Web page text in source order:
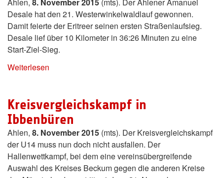
Desale hat den 21. Westerwinkelwaldlauf gewonnen.
Damit feierte der Eritreer seinen ersten Straßenlaufsieg.
Desale lief über 10 Kilometer in 36:26 Minuten zu eine
Start-Ziel-Sieg.
Weiterlesen
Kreisvergleichskampf in
Ibbenbüren
Ahlen, 8. November 2015 (mts). Der Kreisvergleichskampf
der U14 muss nun doch nicht ausfallen. Der
Hallenwettkampf, bei dem eine vereinsübergreifende
Auswahl des Kreises Beckum gegen die anderen Kreise